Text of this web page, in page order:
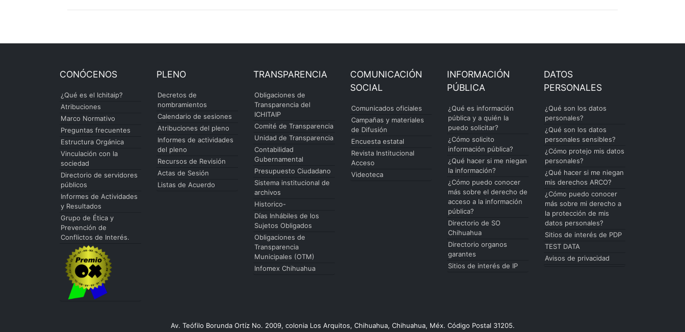
CONÓCENOS
¿Qué es el Ichitaip?
Atribuciones
Marco Normativo
Preguntas frecuentes
Estructura Orgánica
Vinculación con la
sociedad
Directorio de servidores
públicos
Informes de Actividades
y Resultados
Grupo de Ética y
Prevención de
Conflictos de Interés.
PLENO
Decretos de
nombramientos
Calendario de sesiones
Atribuciones del pleno
Informes de actividades
del pleno
Recursos de Revisión
Actas de Sesión
Listas de Acuerdo
TRANSPARENCIA
Obligaciones de
Transparencia del
ICHITAIP
Comité de Transparencia
Unidad de Transparencia
Contabilidad
Gubernamental
Presupuesto Ciudadano
Sistema institucional de
archivos
Historico-
Días Inhábiles de los
Sujetos Obligados
Obligaciones de
Transparencia
Municipales (OTM)
Infomex Chihuahua
COMUNICACIÓN
SOCIAL
Comunicados oficiales
Campañas y materiales
de Difusión
Encuesta estatal
Revista Institucional
Acceso
Videoteca
INFORMACIÓN
PÚBLICA
¿Qué es información
pública y a quién la
puedo solicitar?
¿Cómo solicito
información pública?
¿Qué hacer si me niegan
la información?
¿Cómo puedo conocer
más sobre el derecho de
acceso a la información
pública?
Directorio de SO
Chihuahua
Directorio organos
garantes
Sitios de interés de IP
DATOS
PERSONALES
¿Qué son los datos
personales?
¿Qué son los datos
personales sensibles?
¿Cómo protejo mis datos
personales?
¿Qué hacer si me niegan
mis derechos ARCO?
¿Cómo puedo conocer
más sobre mi derecho a
la protección de mis
datos personales?
Sitios de interés de PDP
TEST DATA
Avisos de privacidad
Av. Teófilo Borunda Ortíz No. 2009, colonia Los Arquitos, Chihuahua, Chihuahua, Méx. Código Postal 31205.